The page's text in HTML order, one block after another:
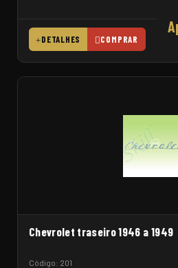
DETALHES COMPRAR
Chevrolet traseiro 1946 a 1949
Código: 201